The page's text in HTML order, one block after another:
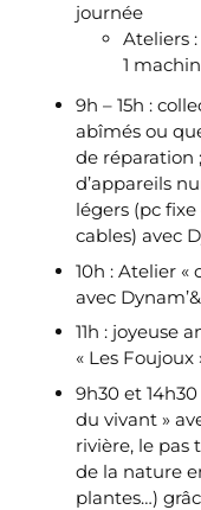
journée
Ateliers
1
9h – 15h :
abîmés ou
de réparation
d’appareils
légers (pc
cables) avec
10h : Atelier «
avec
11h : joyeuse
« Les Foujoux
9h30 et
du vivant »
rivière, le pas
de la nature
plantes…)